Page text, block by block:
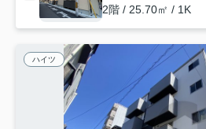
2階 / 25.70㎡ / 1K
ハイツ